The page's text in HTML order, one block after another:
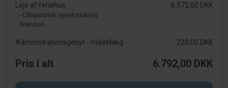
Leje af feriehus
- Obligatorisk rejseforsikring
(Inklusiv)
6.572,00 DKK
Administrationsgebyr - miljøtillæg 220,00 DKK
Pris i alt 6.792,00 DKK